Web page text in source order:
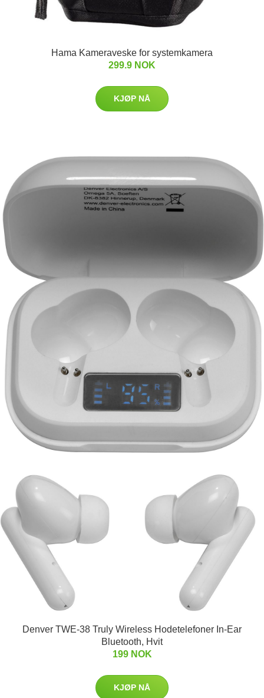
Hama Kameraveske for systemkamera
299.9 NOK
KJØP NÅ
Denver TWE-38 Truly Wireless Hodetelefoner In-Ear
Bluetooth, Hvit
199 NOK
KJØP NÅ